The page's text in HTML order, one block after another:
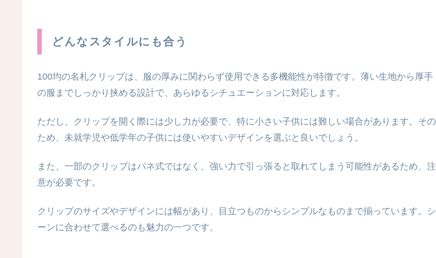
どんなスタイルにも合う
100均の名札クリップは、服の厚みに関わらず使用できる多機能性が特徴です。薄い生地から厚手
の服までしっかり挟める設計で、あらゆるシチュエーションに対応します。
ただし、クリップを開く際には少し力が必要で、特に小さい子供には難しい場合があります。その
ため、未就学児や低学年の子供には使いやすいデザインを選ぶと良いでしょう。
また、一部のクリップはバネ式ではなく、強い力で引っ張ると取れてしまう可能性があるため、注
意が必要です。
クリップのサイズやデザインには幅があり、目立つものからシンプルなものまで揃っています。シ
ーンに合わせて選べるのも魅力の一つです。